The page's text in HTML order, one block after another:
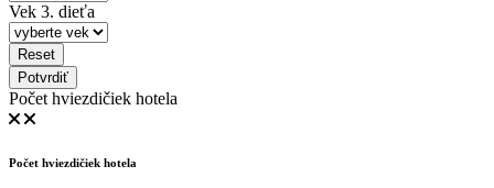
Vek 3. dieťa
Reset
Potvrdiť
Počet hviezdičiek hotela
Počet hviezdičiek hotela